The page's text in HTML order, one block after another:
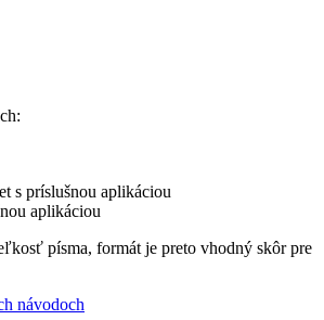
s príslušnou aplikáciou
aplikáciou
písma, formát je preto vhodný skôr pre
návodoch